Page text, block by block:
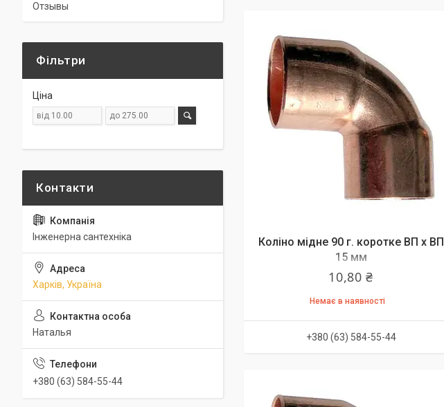
Коліно мідне 90 г. коротке ВП х ВП
15 мм
10,80 ₴
Немає в наявності
+380 (63) 584-55-44
Отзывы
Фільтри
Ціна
Інженерна сантехніка
Харків, Україна
Наталья
+380 (63) 584-55-44